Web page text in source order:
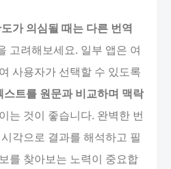
가 의심될 때는 다른 번역
고려해보세요. 일부 앱은 여
사용자가 선택할 수 있도록
스트를 원문과 비교하며 맥락
는 것이 좋습니다. 완벽한 번
각으로 결과를 해석하고 필
를 찾아보는 노력이 중요합